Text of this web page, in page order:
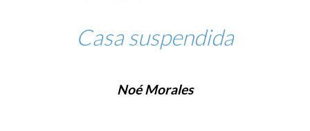
Casa suspendida
Noé Morales